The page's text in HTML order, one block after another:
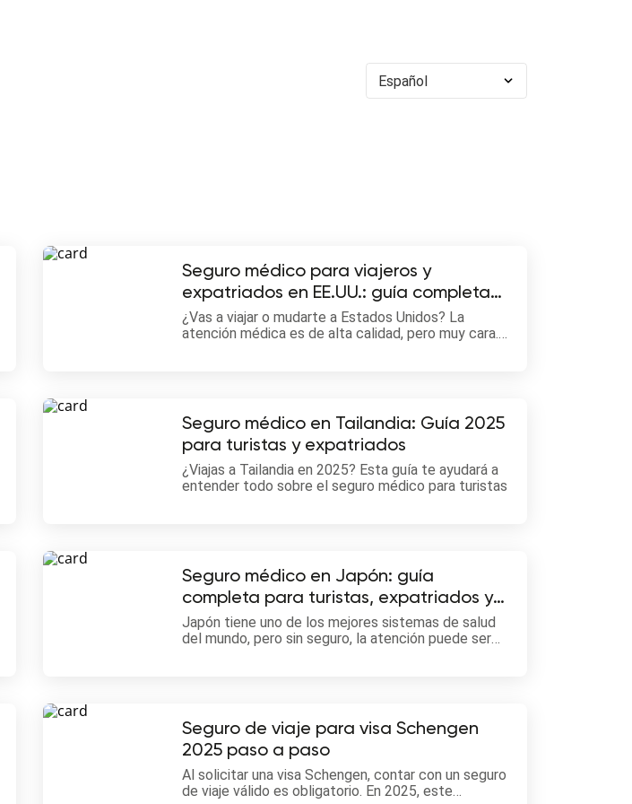
Español
Seguro médico para viajeros y
expatriados en EE.UU.: guía completa
2025
¿Vas a viajar o mudarte a Estados Unidos? La
atención médica es de alta calidad, pero muy cara.
Seguro médico en Tailandia: Guía 2025
para turistas y expatriados
¿Viajas a Tailandia en 2025? Esta guía te ayudará a
entender todo sobre el seguro médico para turistas
Seguro médico en Japón: guía
completa para turistas, expatriados y
nómadas digitales
Japón tiene uno de los mejores sistemas de salud
del mundo, pero sin seguro, la atención puede ser
Seguro de viaje para visa Schengen
2025 paso a paso
Al solicitar una visa Schengen, contar con un seguro
de viaje válido es obligatorio. En 2025, este